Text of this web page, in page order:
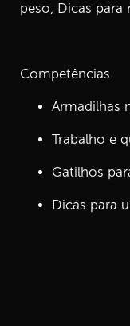
15.Episódio 15:
5 min
Episódio 16:
Perdido
3 min
peso, Dicas
Competências
Armadilhas
Trabalho e
Gatilhos
Dicas para